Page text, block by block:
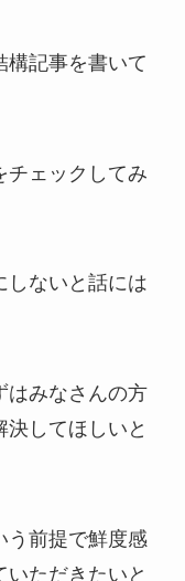
構記事を書いて
チェックしてみ
しないと話には
はみなさんの方
してほしいと
う前提で鮮度感
ただきたいと